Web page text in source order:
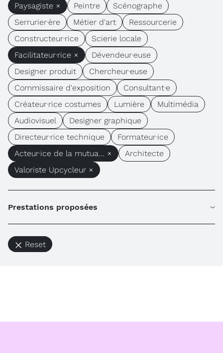
Paysagiste ×
Peintre
Scénographe
Serrurier·ère
Métier d'art
Ressourcerie
Constructeur·rice
Scierie locale
Facilitateur·rice ×
Dévendeur·euse
Designer produit
Chercheur·euse
Commissaire d'exposition
Consultant·e
Créateur·rice costumes
Lumière
Multimédia
Audiovisuel
Designer graphique
Directeur·rice technique
Formateur·ice
Acteur·ice de la mutua... ×
Architecte
Valoriste Upcycleur ×
Prestations proposées
Reset